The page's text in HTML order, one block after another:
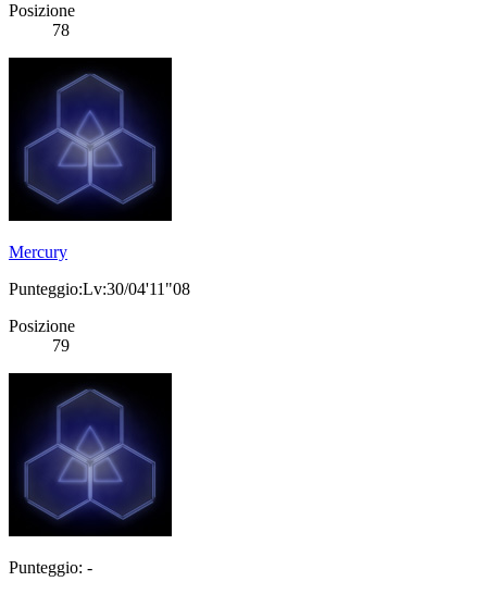
Posizione
78
Mercury
Punteggio:Lv:30/04'11"08
Posizione
79
Punteggio: -